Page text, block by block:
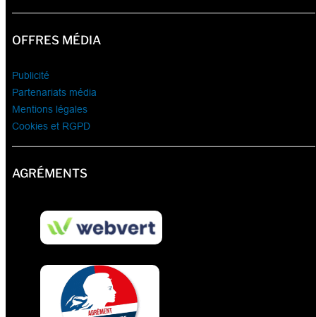
OFFRES MÉDIA
Publicité
Partenariats média
Mentions légales
Cookies et RGPD
AGRÉMENTS